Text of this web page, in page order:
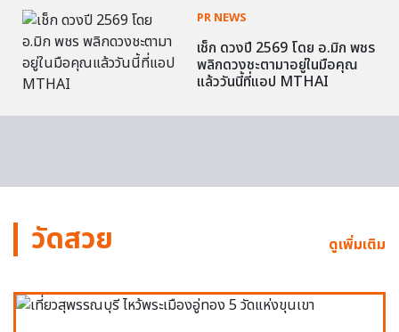
PR NEWS
เช็ก ดวงปี 2569 โดย อ.มิก พชร
พลิกดวงชะตามาอยู่ในมือคุณ
แล้ววันนี้ที่แอป MTHAI
วัดสวย ดูเพิ่มเติม